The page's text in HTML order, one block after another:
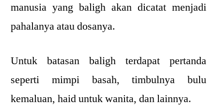
manusia yang baligh akan dicatat menjadi
pahalanya atau dosanya.
Untuk batasan baligh terdapat pertanda
seperti mimpi basah, timbulnya bulu
kemaluan, haid untuk wanita, dan lainnya.